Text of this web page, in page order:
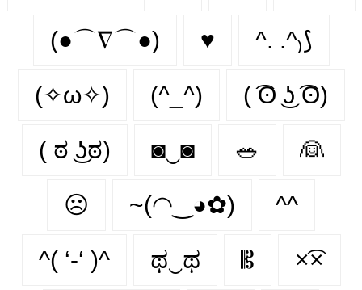
(●⌒∇⌒●) ♥️ ^. .^₎⟆
(✧ω✧) (^_^) ( ͡ʘ ͜ʖ ͡ʘ)
( ಠ ͜ʖಠ) ◙‿◙ 🥗 👰‍
☹️ ~(◠‿◕✿) ^^
^( ‘-‘ )^ ಥ‿ಥ 𝄡 ×͡×